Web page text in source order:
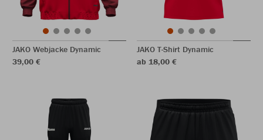
JAKO Webjacke Dynamic
39,00 €
JAKO T-Shirt Dynamic
ab 18,00 €